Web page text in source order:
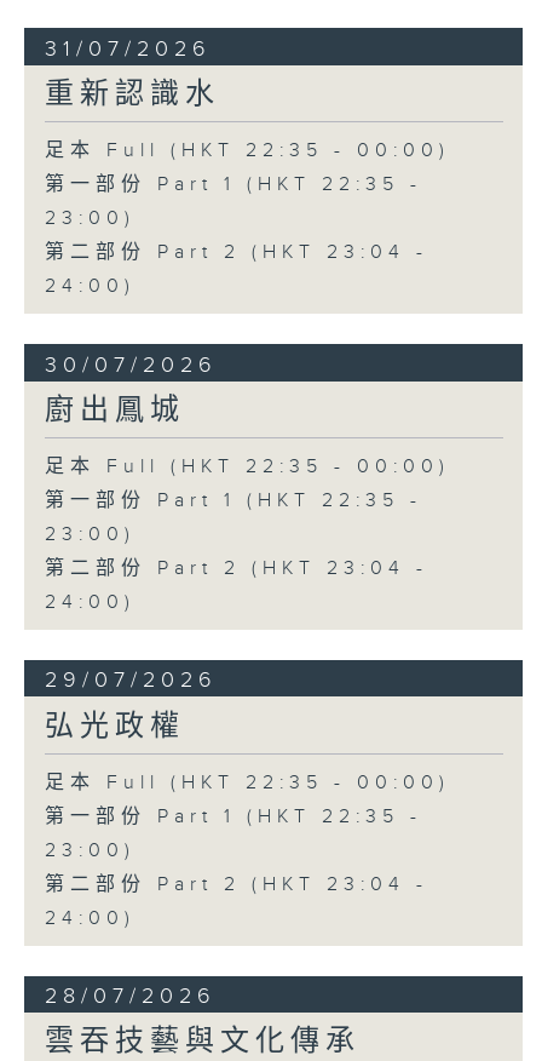
31/07/2026
重新認識水
足本 Full (HKT 22:35 - 00:00)
第一部份 Part 1 (HKT 22:35 -
23:00)
第二部份 Part 2 (HKT 23:04 -
24:00)
30/07/2026
廚出鳳城
足本 Full (HKT 22:35 - 00:00)
第一部份 Part 1 (HKT 22:35 -
23:00)
第二部份 Part 2 (HKT 23:04 -
24:00)
29/07/2026
弘光政權
足本 Full (HKT 22:35 - 00:00)
第一部份 Part 1 (HKT 22:35 -
23:00)
第二部份 Part 2 (HKT 23:04 -
24:00)
28/07/2026
雲吞技藝與文化傳承